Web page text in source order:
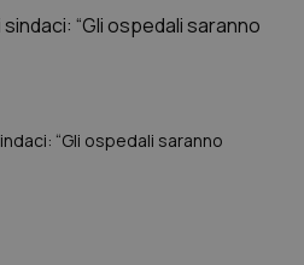
“Gli ospedali saranno